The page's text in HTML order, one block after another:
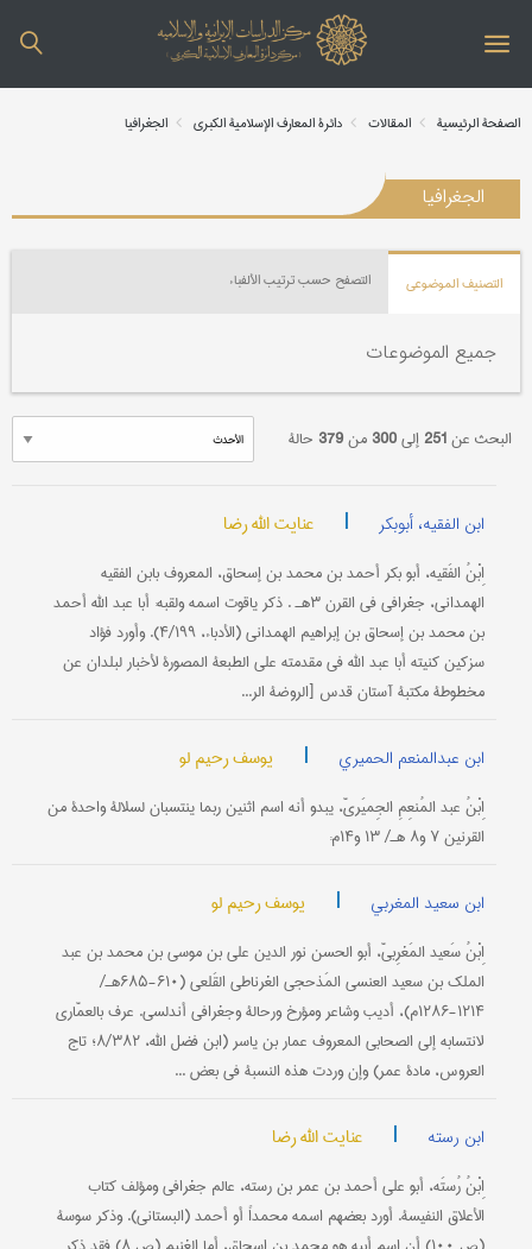
الصفحة الرئیسیة المقالات دائرة المعارف الإسلامیة الکبری الجغرافیا
الجغرافیا
التصنیف الموضوعي التصفح حسب ترتیب الألفباء
جمیع الموضوعات
البحث عن251إلی300 من379 حالة
ابن الفقیه، أبوبکر | عنایت الله رضا
اِبْنُ الفَقیه، أبو بكر أحمد بن محمد بن إسحاق، المعروف بابن الفقیه
الهمداني، جغرافي في القرن ۳هـ . ذكر یاقوت اسمه ولقبه: أبا عبد الله أحمد
بن محمد بن إسحاق بن إبراهیم الهمداني (الأدباء، ۴/۱۹۹). وأورد فؤاد
سزكین كنیته أبا عبد الله في مقدمته علی الطبعة المصورة لأخبار لبلدان عن
مخطوطة مكتبة آستان قدس [الروضة الر...
ابن عبدالمنعم الحمیري | یوسف رحیم لو
اِبْنُ عبد المُنعِمِ الجِمیَريّ، یبدو أنه اسم اثنین ربما ینتسبان لسلالة واحدة من
القرنین ۷ و۸ هـ/ ۱۳ و۱۴م:
ابن سعید المغربي | یوسف رحیم لو
اِبْنُ سَعید المَغرِبيّ، أبو الحسن نور الدين علي بن موسی بن محمد بن عبد
الملك بن سعید العنسي المَذحجي الغرناطي القَلعي (۶۱۰-۶۸۵هـ/
۱۲۱۴-۱۲۸۶م)، أدیب وشاعر ومؤرخ ورحالة وجغرافي أندلسي. عرف بالعمّاري
لانتسابه إلی الصحابي المعروف عمار بن یاسر (ابن فضل الله، ۸/۳۸۲؛ تاج
العروس، مادة عمر) وإن وردت هذه النسبة في بعض ...
ابن رسته | عنایت الله رضا
اِبْنُ رُستَه، أبو علي أحمد بن عمر بن رسته، عالم جغرافي ومؤلف كتاب
الأعلاق النفیسة. أورد بعضهم اسمه محمداً أو أحمد (البستاني). وذكر سوسة